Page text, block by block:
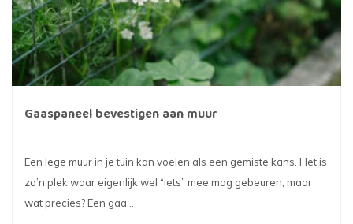
Gaaspaneel bevestigen aan muur
Een lege muur in je tuin kan voelen als een gemiste kans. Het is
zo’n plek waar eigenlijk wel “iets” mee mag gebeuren, maar
wat precies? Een gaa...